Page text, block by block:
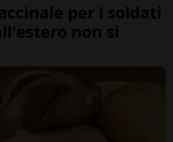
per i soldati
non si